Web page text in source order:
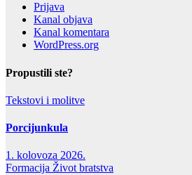
Prijava
Kanal objava
Kanal komentara
WordPress.org
Propustili ste?
Tekstovi i molitve
Porcijunkula
1. kolovoza 2026.
Formacija Život bratstva